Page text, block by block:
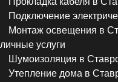
Подключение
Монтаж освещения в
услуги
Шумоизоляция в
Утепление дома в